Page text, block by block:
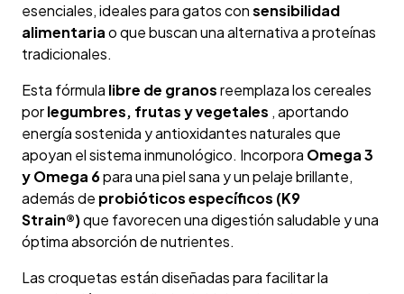
esenciales, ideales para gatos consensibilidad
alimentariao que buscan una alternativa a proteínas
tradicionales.
Esta fórmula libre de granosreemplaza los cereales
porlegumbres, frutas y vegetales , aportando
energía sostenida y antioxidantes naturales que
apoyan el sistema inmunológico. Incorpora Omega 3
y Omega 6para una piel sana y un pelaje brillante,
además de probióticos específicos (K9
Strain®)que favorecen una digestión saludable y una
óptima absorción de nutrientes.
Las croquetas están diseñadas para facilitar la